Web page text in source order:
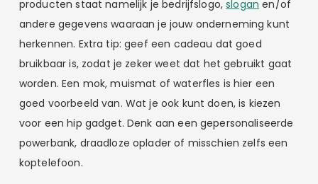
producten staat namelijk je bedrijfslogo,slogan en/of
andere gegevens waaraan je jouw onderneming kunt
herkennen. Extra tip: geef een cadeau dat goed
bruikbaar is, zodat je zeker weet dat het gebruikt gaat
worden. Een mok, muismat of waterfles is hier een
goed voorbeeld van. Wat je ook kunt doen, is kiezen
voor een hip gadget. Denk aan een gepersonaliseerde
powerbank, draadloze oplader of misschien zelfs een
koptelefoon.